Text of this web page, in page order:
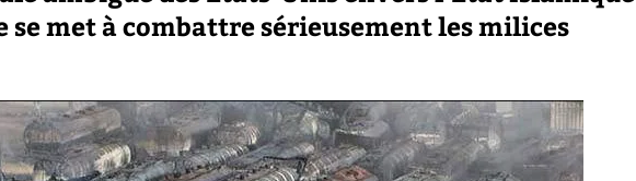
se met à combattre sérieusement les milices